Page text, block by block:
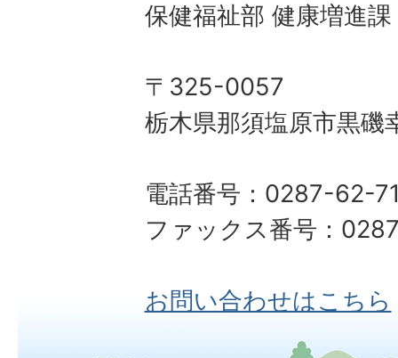
保健福祉部 健康増進
〒325-0057
栃木県那須塩原市黒磯
電話番号：0287-62-
ファックス番号：
お問い合わせはこちら